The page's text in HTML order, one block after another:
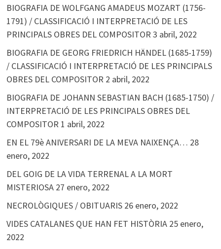
BIOGRAFIA DE WOLFGANG AMADEUS MOZART (1756-
1791) / CLASSIFICACIÓ I INTERPRETACIÓ DE LES
PRINCIPALS OBRES DEL COMPOSITOR 3 abril, 2022
BIOGRAFIA DE GEORG FRIEDRICH HÄNDEL (1685-1759)
/ CLASSIFICACIÓ I INTERPRETACIÓ DE LES PRINCIPALS
OBRES DEL COMPOSITOR 2 abril, 2022
BIOGRAFIA DE JOHANN SEBASTIAN BACH (1685-1750) /
INTERPRETACIÓ DE LES PRINCIPALS OBRES DEL
COMPOSITOR 1 abril, 2022
EN EL 79è ANIVERSARI DE LA MEVA NAIXENÇA… 28
enero, 2022
DEL GOIG DE LA VIDA TERRENAL A LA MORT
MISTERIOSA 27 enero, 2022
NECROLÒGIQUES / OBITUARIS 26 enero, 2022
VIDES CATALANES QUE HAN FET HISTÒRIA 25 enero,
2022